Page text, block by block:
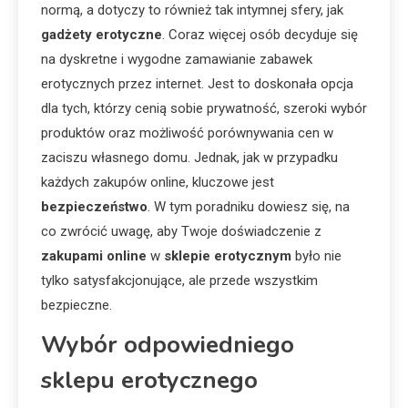
normą, a dotyczy to również tak intymnej sfery, jak
gadżety erotyczne. Coraz więcej osób decyduje się
na dyskretne i wygodne zamawianie zabawek
erotycznych przez internet. Jest to doskonała opcja
dla tych, którzy cenią sobie prywatność, szeroki wybór
produktów oraz możliwość porównywania cen w
zaciszu własnego domu. Jednak, jak w przypadku
każdych zakupów online, kluczowe jest
bezpieczeństwo. W tym poradniku dowiesz się, na
co zwrócić uwagę, aby Twoje doświadczenie z
zakupami online w sklepie erotycznym było nie
tylko satysfakcjonujące, ale przede wszystkim
bezpieczne.
Wybór odpowiedniego
sklepu erotycznego